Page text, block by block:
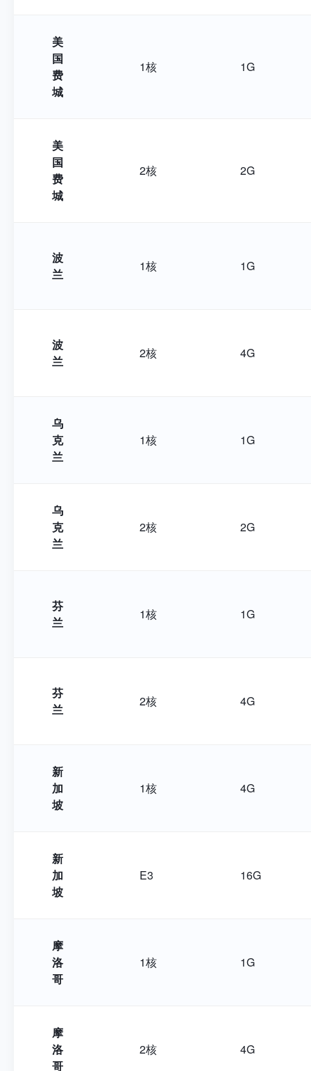
美
国
费
城
1核 1G
美
国
费
城
2核 2G
波
兰
1核 1G
波
兰
2核 4G
乌
克
兰
1核 1G
乌
克
兰
2核 2G
芬
兰
1核 1G
芬
兰
2核 4G
新
加
坡
1核 4G
新
加
坡
E3 16G
摩
洛
哥
1核 1G
摩
洛
哥
2核 4G